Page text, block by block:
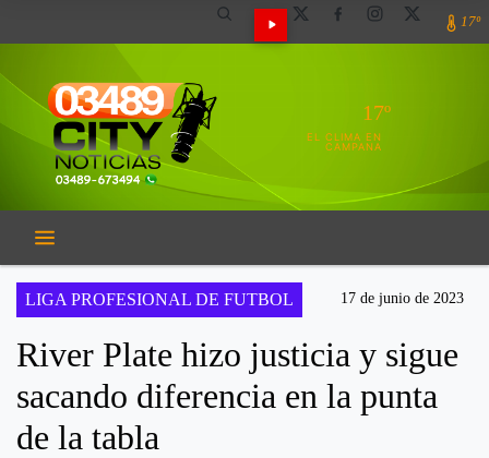
17º
17º
EL CLIMA EN
CAMPANA
LIGA PROFESIONAL DE FUTBOL 17 de junio de 2023
River Plate hizo justicia y sigue
sacando diferencia en la punta
de la tabla